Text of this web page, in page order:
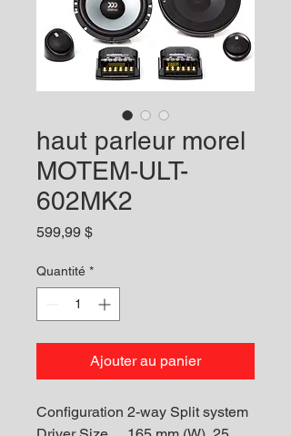
haut parleur morel
MOTEM-ULT-
602MK2
599,99 $Prix
Quantité *
Ajouter au panier
Configuration 2-way Split system